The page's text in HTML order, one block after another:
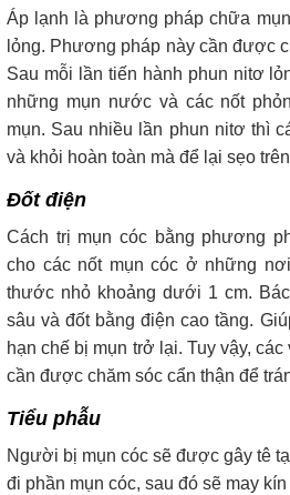
Áp lạnh là phương pháp chữa
lỏng. Phương pháp này cần được
Sau mỗi lần tiến hành phun nitơ
những mụn nước và các nốt
mụn. Sau nhiều lần phun nitơ thì
và khỏi hoàn toàn mà để lại sẹo
Đốt điện
Cách trị mụn cóc bằng phương
cho các nốt mụn cóc ở những
thước nhỏ khoảng dưới 1 cm.
sâu và đốt bằng điện cao tầng.
hạn chế bị mụn trở lại. Tuy vậy,
cần được chăm sóc cẩn thận để
Tiểu phẫu
Người bị mụn cóc sẽ được gây tê
đi phần mụn cóc, sau đó sẽ may